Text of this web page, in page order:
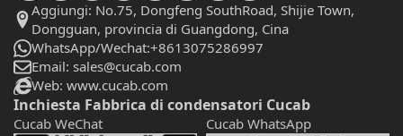
Aggiungi: No.75, Dongfeng SouthRoad, Shijie Town,
Dongguan, provincia di Guangdong, Cina
WhatsApp/Wechat:+8613075286997
Email: sales@cucab.com
Web: www.cucab.com
Inchiesta Fabbrica di condensatori Cucab
Cucab WeChat Cucab WhatsApp